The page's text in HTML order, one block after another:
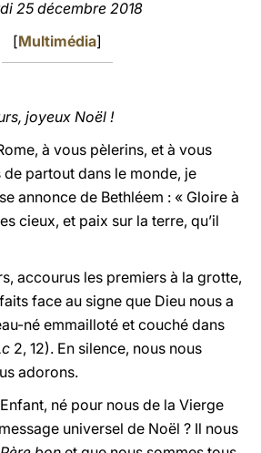
25 décembre 2018
[Multimédia]
joyeux Noël !
à vous pèlerins, et à vous
partout dans le monde, je
annonce de Bethléem : « Gloire à
cieux, et paix sur la terre, qu’il
accourus les premiers à la grotte,
face au signe que Dieu nous a
né emmailloté et couché dans
2, 12). En silence, nous nous
adorons.
né pour nous de la Vierge
universel de Noël ? Il nous